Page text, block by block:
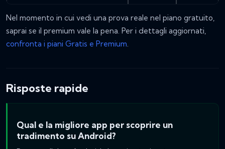
Nel momento in cui vedi una prova reale nel piano gratuito,
saprai se il premium vale la pena. Per i dettagli aggiornati,
confronta i piani Gratis e Premium
Risposte rapide
Qual e la migliore app per scoprire un
tradimento su Android?